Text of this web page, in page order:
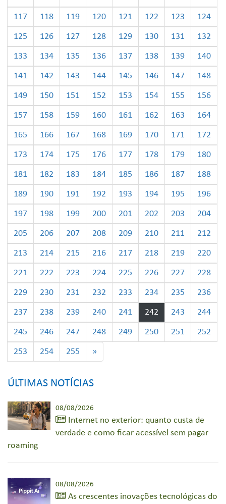
117 118 119 120 121 122 123 124
125 126 127 128 129 130 131 132
133 134 135 136 137 138 139 140
141 142 143 144 145 146 147 148
149 150 151 152 153 154 155 156
157 158 159 160 161 162 163 164
165 166 167 168 169 170 171 172
173 174 175 176 177 178 179 180
181 182 183 184 185 186 187 188
189 190 191 192 193 194 195 196
197 198 199 200 201 202 203 204
205 206 207 208 209 210 211 212
213 214 215 216 217 218 219 220
221 222 223 224 225 226 227 228
229 230 231 232 233 234 235 236
237 238 239 240 241 242 243 244
245 246 247 248 249 250 251 252
253 254 255 »
ÚLTIMAS NOTÍCIAS
08/08/2026
Internet no exterior: quanto custa de
verdade e como ficar acessível sem pagar
roaming
08/08/2026
As crescentes inovações tecnológicas do